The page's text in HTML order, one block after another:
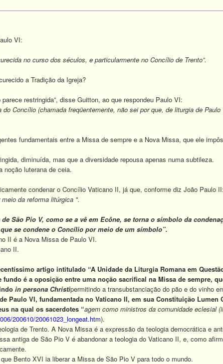
VI:
no curso dos séculos, e particularmente no Concílio de Trento”.
a Tradição da Igreja?
restringida”, disse Guitton, ao que respondeu Paulo VI:
Concílio (chamada freqüentemente, não sei por que, de liturgia de
fundamentais entre a Missa de sempre e a Nova Missa, que ele
diminuída, mas que a diversidade repousa apenas numa subtileza.
noção luterana de ceia.
condenar o Concílio Vaticano II, já que, conforme diz João Paulo II:
da reforma litúrgica ".
São Pio V, como se a vê em Ecône, se torna o símbolo da
se condene o Concílio por meio de um símbolo”.
II é a Nova Missa de Paulo VI.
II.
artigo intitulado “A Unidade da Liturgia Romana em
fundo é a oposição entre uma noção sacrifical na Missa de sempre,
in persona Christipermitindo a transubstanciação do pão e do vinho
Paulo VI, fundamentada no Vaticano II, em sua Constituição Lumen
na qual os sacerdotes “agem como ministros da comunidade eclesial
200610/20061023_longeat.htm).
de Trento. A Nova Missa é a expressão da teologia democrática e
antiga de São Pio V é abandonar a teologia do Vaticano II, e, como
Bento XVI ia liberar a Missa de São Pio V para todo o mundo.